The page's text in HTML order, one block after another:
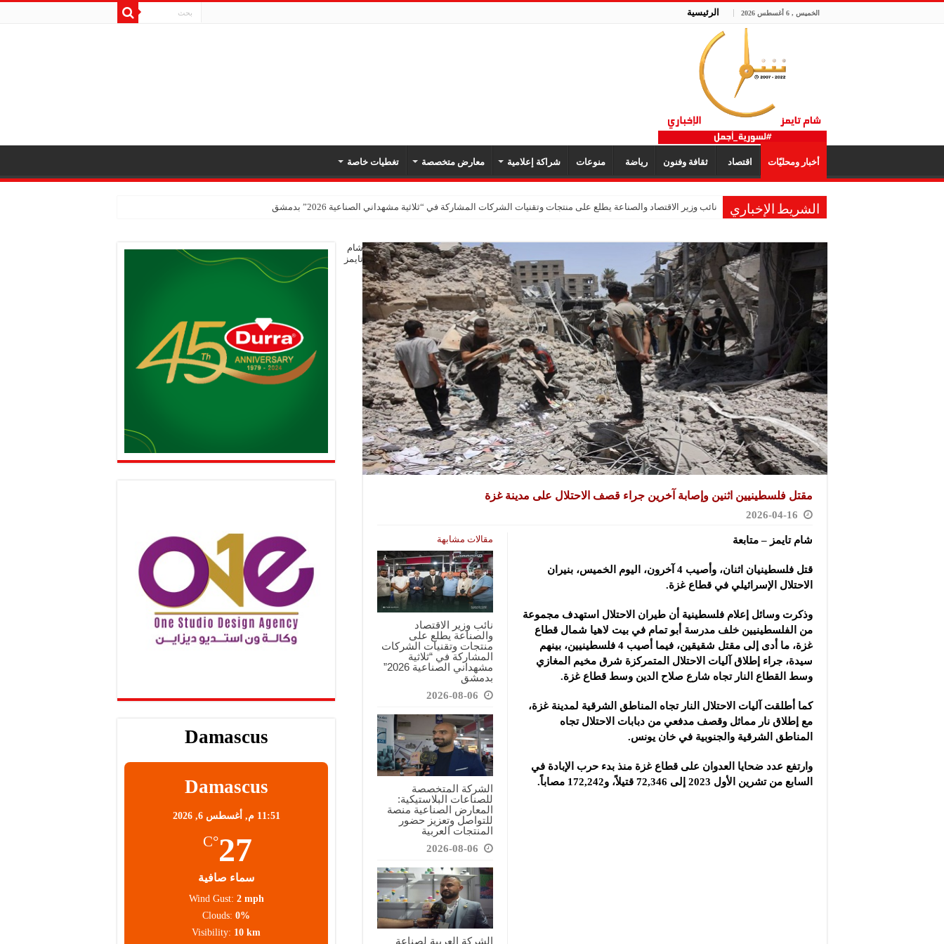
الخميس , 6 أغسطس 2026 الرئيسية
أخبار ومحليّات اقتصاد ثقافة وفنون رياضة منوعات شراكة إعلامية معارض متخصصة تغطيات خاصة
الشريط الإخباري نائب وزير الاقتصاد والصناعة يطلع على منتجات وتقنيات الشركات المشاركة في “ثلاثية مشهداني الصناعية 2026” بدمشق
مقتل فلسطينيين اثنين وإصابة آخرين جراء قصف الاحتلال على مدينة غزة
2026-04-16
مقالات مشابهة
نائب وزير الاقتصاد
والصناعة يطلع على
منتجات وتقنيات الشركات
المشاركة في “ثلاثية
مشهداني الصناعية 2026”
بدمشق
2026-08-06
الشركة المتخصصة
للصناعات البلاستيكية:
المعارض الصناعية منصة
للتواصل وتعزيز حضور
المنتجات العربية
2026-08-06
الشركة العربية لصناعة
شام تايمز – متابعة
قتل فلسطينيان اثنان، وأصيب 4 آخرون، اليوم الخميس، بنيران
الاحتلال الإسرائيلي في قطاع غزة.
وذكرت وسائل إعلام فلسطينية أن طيران الاحتلال استهدف مجموعة
من الفلسطينيين خلف مدرسة أبو تمام في بيت لاهيا شمال قطاع
غزة، ما أدى إلى مقتل شقيقين، فيما أصيب 4 فلسطينيين، بينهم
سيدة، جراء إطلاق آليات الاحتلال المتمركزة شرق مخيم المغازي
وسط القطاع النار تجاه شارع صلاح الدين وسط قطاع غزة.
كما أطلقت آليات الاحتلال النار تجاه المناطق الشرقية لمدينة غزة،
مع إطلاق نار مماثل وقصف مدفعي من دبابات الاحتلال تجاه
المناطق الشرقية والجنوبية في خان يونس.
وارتفع عدد ضحايا العدوان على قطاع غزة منذ بدء حرب الإبادة في
السابع من تشرين الأول 2023 إلى 72,346 قتيلاً، و172,242 مصاباً.
Damascus
Damascus
11:51 م, أغسطس 6, 2026
27
°C
سماء صافية
Wind Gust: 2 mph
Clouds: 0%
Visibility: 10 km
شام
تايمز